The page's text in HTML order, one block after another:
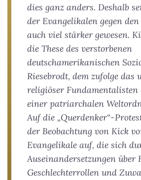
dies ganz anders. Deshalb
der Evangelikalen gegen
auch viel stärker gewesen.
die These des verstorbenen
deutschamerikanischen
Riesebrodt, dem zufolge das
religiöser
einer patriarchalen
Auf die „Querdenker“-
der Beobachtung von Kick
Evangelikale auf, die sich
Auseinandersetzungen über
Geschlechterrollen und